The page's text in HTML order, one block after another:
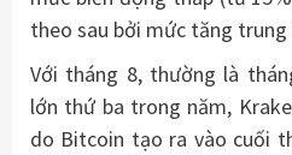
theo sau bởi mức tăng trung
Với tháng 8, thường là
lớn thứ ba trong năm,
do Bitcoin tạo ra vào cuối